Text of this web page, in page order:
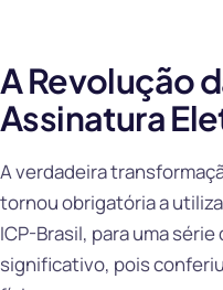
A Revolução
Assinatura
A verdadeira
tornou obrigatória a
ICP-Brasil, para uma
significativo, pois